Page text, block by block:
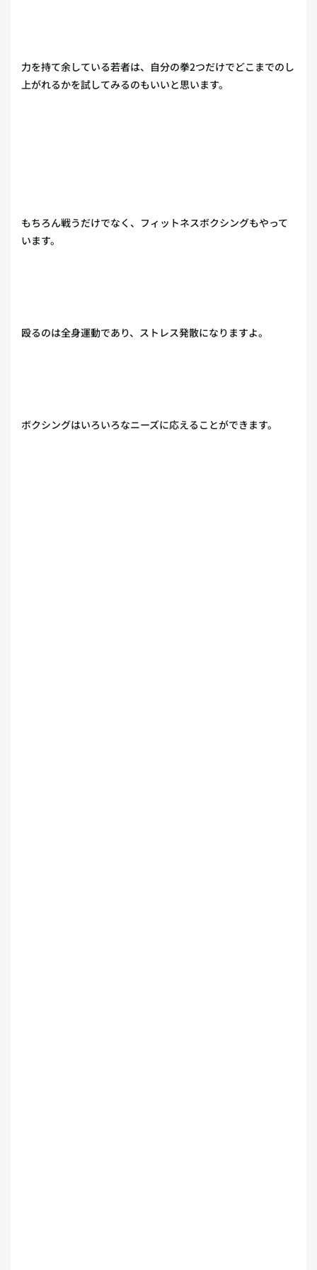
力を持て余している若者は、自分の拳2つだけでどこまでのし
上がれるかを試してみるのもいいと思います。
もちろん戦うだけでなく、フィットネスボクシングもやって
います。
殴るのは全身運動であり、ストレス発散になりますよ。
ボクシングはいろいろなニーズに応えることができます。